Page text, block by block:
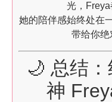
光，
她的陪伴感始终处在
带给你绝
🌙 总结
神